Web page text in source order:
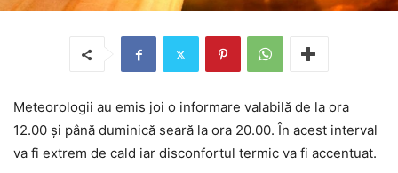
Meteorologii au emis joi o informare valabilă de la ora
12.00 și până duminică seară la ora 20.00. În acest interval
va fi extrem de cald iar disconfortul termic va fi accentuat.